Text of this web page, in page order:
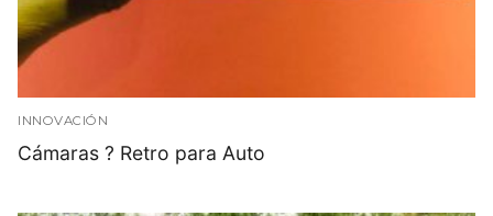
INNOVACIÓN
Cámaras ? Retro para Auto